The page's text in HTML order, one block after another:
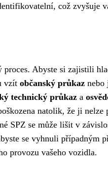
což zvyšuje
proces. Abyste si zajistili
vzít občanský průkaz nebo
technický průkaz a
natolik, že ji nelze
SPZ se může lišit v
se vyhnuli případným
provozu vašeho vozidla.